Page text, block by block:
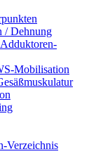
/ Dehnung
Adduktoren­
Mobilisation
Verzeichnis